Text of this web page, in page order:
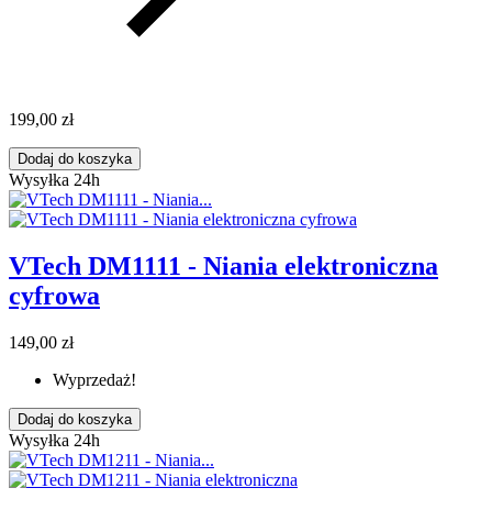
199,00 zł
Dodaj do koszyka
Wysyłka 24h
VTech DM1111 - Niania elektroniczna
cyfrowa
149,00 zł
Wyprzedaż!
Dodaj do koszyka
Wysyłka 24h